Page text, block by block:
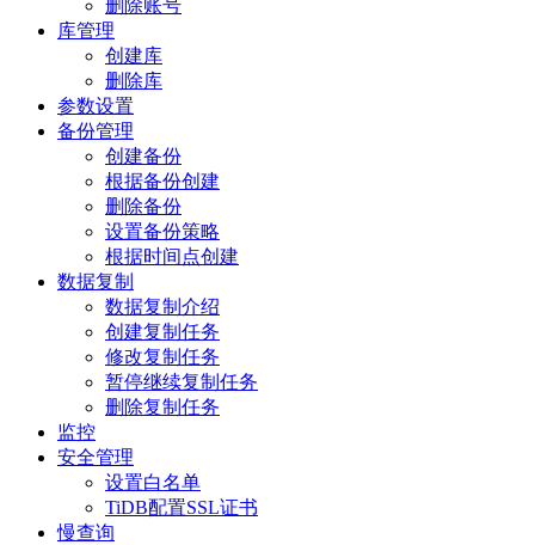
删除账号
库管理
创建库
删除库
参数设置
备份管理
创建备份
根据备份创建
删除备份
设置备份策略
根据时间点创建
数据复制
数据复制介绍
创建复制任务
修改复制任务
暂停继续复制任务
删除复制任务
监控
安全管理
设置白名单
TiDB配置SSL证书
慢查询